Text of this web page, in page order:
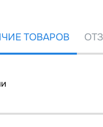
ТОВАРОВ